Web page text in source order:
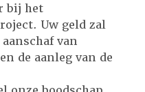
bij het
Uw geld zal
van
de aanleg van de